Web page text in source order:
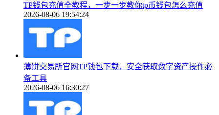
TP钱包充值全教程，一步一步教你tp币钱包怎么充值
2026-08-06 19:54:24
薄饼交易所官网TP钱包下载，安全获取数字资产操作必
备工具
2026-08-06 16:30:27